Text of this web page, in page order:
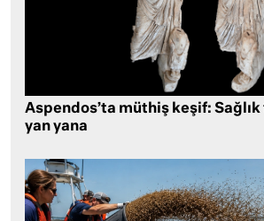
Aspendos’ta müthiş keşif: Sağlık
yan yana